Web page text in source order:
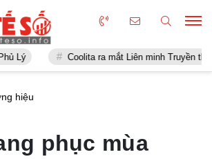
Coolita ra mắt Liên minh Truyền thông FAST
hiệu
phục mùa